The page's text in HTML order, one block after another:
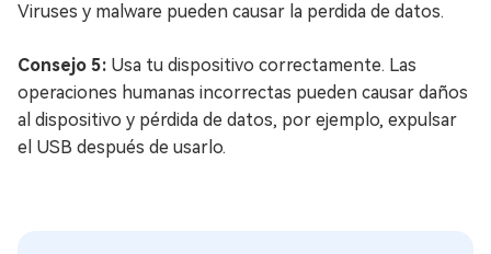
Viruses y malware pueden causar la perdida de datos.
Consejo 5: Usa tu dispositivo correctamente. Las
operaciones humanas incorrectas pueden causar daños
al dispositivo y pérdida de datos, por ejemplo, expulsar
el USB después de usarlo.